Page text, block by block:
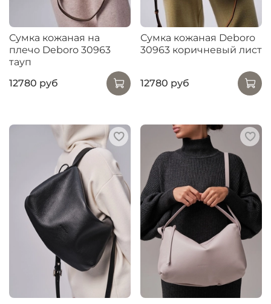
Сумка кожаная на
плечо Deboro 30963
тауп
12780 руб
Сумка кожаная Deboro
30963 коричневый лист
12780 руб